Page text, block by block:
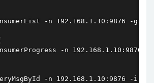
-n 192.168.1.10:9876 -g
-n 192.168.1.10:9876 -
-n 192.168.1.10:9876 -i